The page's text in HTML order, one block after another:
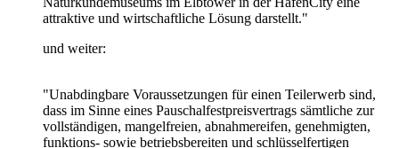
attraktive und wirtschaftliche Lösung darstellt."
und weiter:
"Unabdingbare Voraussetzungen für einen Teilerwerb sind,
dass im Sinne eines Pauschalfestpreisvertrags sämtliche zur
vollständigen, mangelfreien, abnahmereifen, genehmigten,
funktions- sowie betriebsbereiten und schlüsselfertigen